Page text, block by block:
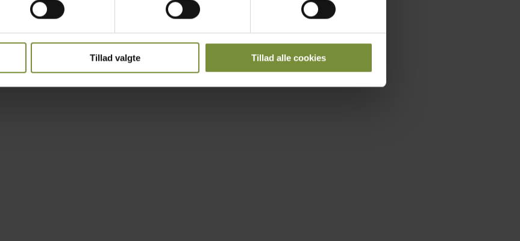
Tillad valgte Tillad alle cookies
De smager skønt, og ser flot ud på et påskebord- Velbekomme !